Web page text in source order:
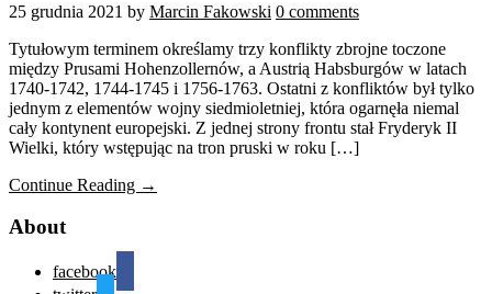
25 grudnia 2021 by Marcin Fakowski 0 comments
Tytułowym terminem określamy trzy konflikty zbrojne toczone
między Prusami Hohenzollernów, a Austrią Habsburgów w latach
1740-1742, 1744-1745 i 1756-1763. Ostatni z konfliktów był tylko
jednym z elementów wojny siedmioletniej, która ogarnęła niemal
cały kontynent europejski. Z jednej strony frontu stał Fryderyk II
Wielki, który wstępując na tron pruski w roku […]
Continue Reading →
About
facebook